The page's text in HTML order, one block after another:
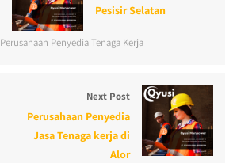
Pesisir Selatan
Perusahaan Penyedia Tenaga Kerja
Next Post
Perusahaan Penyedia
Jasa Tenaga kerja di
Alor